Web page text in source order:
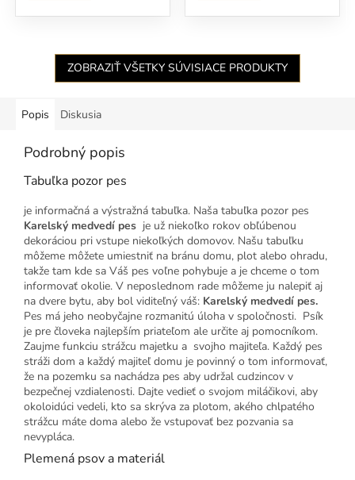
ZOBRAZIŤ VŠETKY SÚVISIACE PRODUKTY
Popis Diskusia
Podrobný popis
Tabuľka pozor pes
je informačná a výstražná tabuľka. Naša tabuľka pozor pes
Karelský medvedí pes je už niekoľko rokov obľúbenou
dekoráciou pri vstupe niekoľkých domovov. Našu tabuľku
môžeme môžete umiestniť na bránu domu, plot alebo ohradu,
takže tam kde sa Váš pes voľne pohybuje a je chceme o tom
informovať okolie. V neposlednom rade môžeme ju nalepiť aj
na dvere bytu, aby bol viditeľný váš: Karelský medvedí pes.
Pes má jeho neobyčajne rozmanitú úloha v spoločnosti. Psík
je pre človeka najlepším priateľom ale určite aj pomocníkom.
Zaujme funkciu strážcu majetku a svojho majiteľa. Každý pes
stráži dom a každý majiteľ domu je povinný o tom informovať,
že na pozemku sa nachádza pes aby udržal cudzincov v
bezpečnej vzdialenosti. Dajte vedieť o svojom miláčikovi, aby
okoloidúci vedeli, kto sa skrýva za plotom, akého chlpatého
strážcu máte doma alebo že vstupovať bez pozvania sa
nevypláca.
Plemená psov a materiál